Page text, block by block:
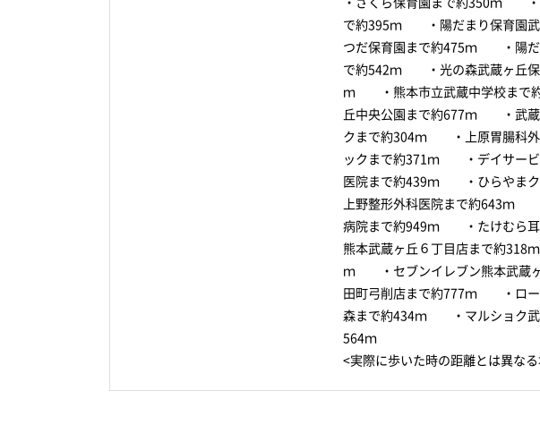
・さくら保育園まで約350ｍ
で約395ｍ ・陽だまり保育園
つだ保育園まで約475ｍ ・陽
で約542ｍ ・光の森武蔵ヶ丘
ｍ ・熊本市立武蔵中学校ま
丘中央公園まで約677ｍ ・武
クまで約304ｍ ・上原胃腸科
ックまで約371ｍ ・デイサー
医院まで約439ｍ ・ひらやま
上野整形外科医院まで約643
病院まで約949ｍ ・たけむら
熊本武蔵ヶ丘６丁目店まで約
ｍ ・セブンイレブン熊本武蔵
田町弓削店まで約777ｍ ・ロ
森まで約434ｍ ・マルショク
564ｍ
<実際に歩いた時の距離とは異な